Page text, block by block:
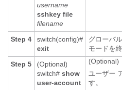
username
sshkey file
filename
Step 4
switch(config)#
exit
グローバ
モードを
Step 5
(Optional)
switch# show
user-account
(Optional)
ユーザー
す。